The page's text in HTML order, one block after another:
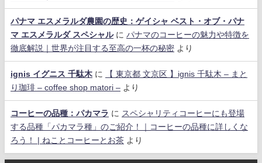
パナマ エスメラルダ農園の歴史：ゲイシャ ベスト・オブ・パナ
マ エスメラルダ スペシャルに パナマのコーヒーの魅力や特徴を
徹底解説｜世界が注目する至高の一杯の秘密 より
ignis イグニス 千駄木 に
【 東京都 文京区 】ignis 千駄木 – まと
り珈琲 – coffee shop matori – より
コーヒーの品種：パカマラ に スペシャリティコーヒーにも登場
する品種「パカマラ種」のご紹介！｜コーヒーの品種に詳しくな
ろう！ | ねことコーヒーとお茶 より